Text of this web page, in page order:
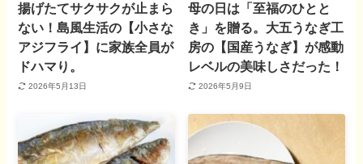
揚げたてサクサクが止まら
ない！島風生活の【小さな
アジフライ】に家族全員が
ドハマり。
2026年5月13日
母の日は「至福のひとと
き」を贈る。大五うなぎ工
房の【国産うなぎ】が感動
レベルの美味しさだった！
2026年5月9日